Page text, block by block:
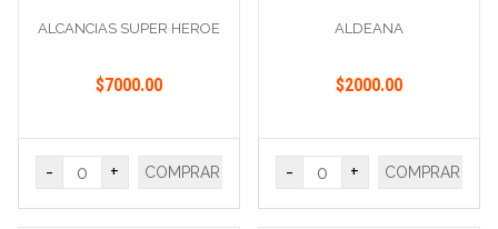
ALCANCIAS SUPER HEROE
$7000.00
- + COMPRAR
ALDEANA
$2000.00
- + COMPRAR